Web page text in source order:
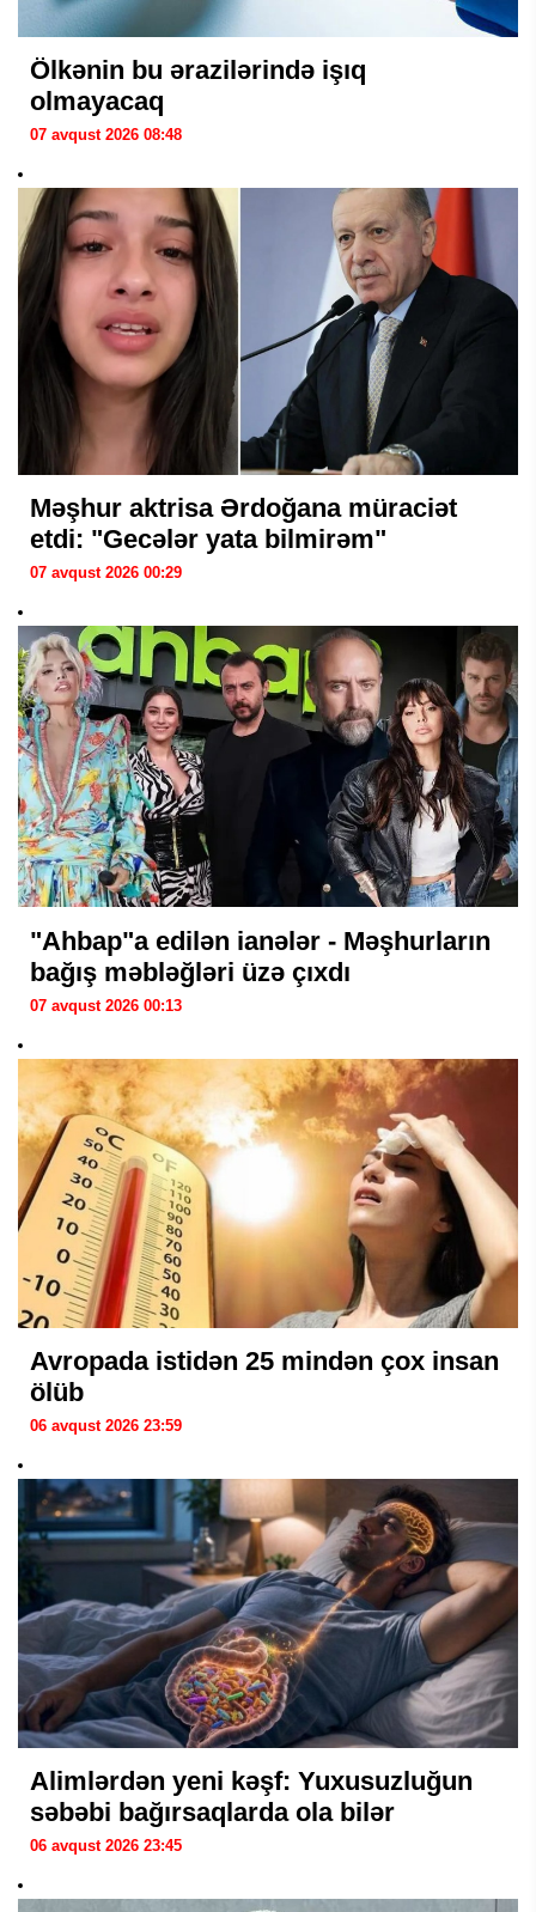
Ölkənin bu ərazilərində işıq
olmayacaq
07 avqust 2026 08:48
Məşhur aktrisa Ərdoğana müraciət
etdi: "Gecələr yata bilmirəm"
07 avqust 2026 00:29
"Ahbap"a edilən ianələr - Məşhurların
bağış məbləğləri üzə çıxdı
07 avqust 2026 00:13
Avropada istidən 25 mindən çox insan
ölüb
06 avqust 2026 23:59
Alimlərdən yeni kəşf: Yuxusuzluğun
səbəbi bağırsaqlarda ola bilər
06 avqust 2026 23:45